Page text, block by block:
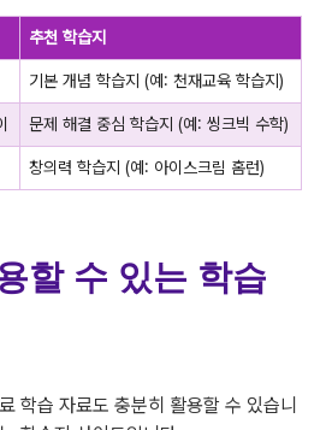
추천 학습지
기본 개념 학습지 (예: 천재교육 학습지)
문제 해결 중심 학습지 (예: 씽크빅 수학)
창의력 학습지 (예: 아이스크림 홈런)
할 수 있는 학습
학습 자료도 충분히 활용할 수 있습니